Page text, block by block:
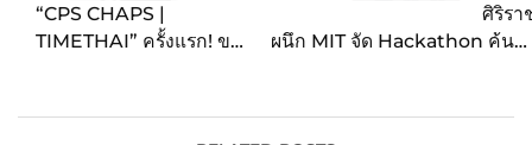
“CPS CHAPS |
TIMETHAI” ครั้งแรก! ของ
แฟชั่นสุดเท่ สะท้อนความ
ศิริรา
ผนึก MIT จัด Hackathon ค้นห
ผ่านแคมเปญ ‘Siriraj x